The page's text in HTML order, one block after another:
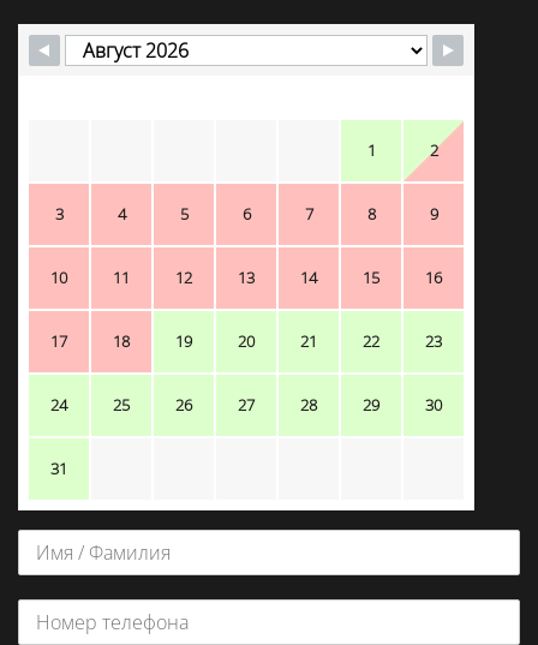
1 2
3 4 5 6 7 8 9
10 11 12 13 14 15 16
17 18 19 20 21 22 23
24 25 26 27 28 29 30
31